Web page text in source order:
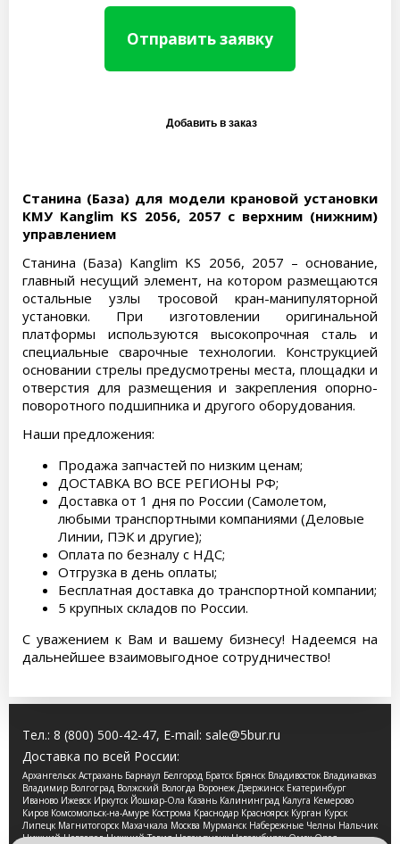
Отправить заявку
Станина (База) для модели крановой установки
КМУ Kanglim KS 2056, 2057 с верхним (нижним)
управлением
Станина (База) Kanglim KS 2056, 2057 – основание,
главный несущий элемент, на котором размещаются
остальные узлы тросовой кран-манипуляторной
установки. При изготовлении оригинальной
платформы используются высокопрочная сталь и
специальные сварочные технологии. Конструкцией
основании стрелы предусмотрены места, площадки и
отверстия для размещения и закрепления опорно-
поворотного подшипника и другого оборудования.
Наши предложения:
Продажа запчастей по низким ценам;
ДОСТАВКА ВО ВСЕ РЕГИОНЫ РФ;
Доставка от 1 дня по России (Самолетом,
любыми транспортными компаниями (Деловые
Линии, ПЭК и другие);
Оплата по безналу с НДС;
Отгрузка в день оплаты;
Бесплатная доставка до транспортной компании;
5 крупных складов по России.
С уважением к Вам и вашему бизнесу! Надеемся на
дальнейшее взаимовыгодное сотрудничество!
Тел.: 8 (800) 500-42-47, E-mail: sale@5bur.ru
Доставка по всей России:
Архангельск Астрахань Барнаул Белгород Братск Брянск Владивосток Владикавказ
Владимир Волгоград Волжский Вологда Воронеж Дзержинск Екатеринбург
Иваново Ижевск Иркутск Йошкар-Ола Казань Калининград Калуга Кемерово
Киров Комсомольск-на-Амуре Кострома Краснодар Красноярск Курган Курск
Липецк Магнитогорск Махачкала Москва Мурманск Набережные Челны Нальчик
Нижний Новгород Нижний Тагил Новокузнецк Новосибирск Омск Орел